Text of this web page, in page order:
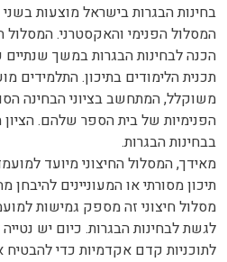
בחינות הבגרות בישראל מוצעות
המסלול הפנימי והאקסטרני. המסלול
הכנה לבחינות הבגרות במשך
תכנית הלימודים בתיכון. התלמידים
משוקלל, המתחשב בציוני הבחינה
הפנימיות של בית הספר שלהם.
בבחינות הבגרות.
מאידך, המסלול החיצוני מיועד
תיכון מסורתי או המעוניינים
מסלול חיצוני זה מספק גמישות
לגשת לבחינות הבגרות. כיום יש
לתוכניות קדם אקדמיות כדי